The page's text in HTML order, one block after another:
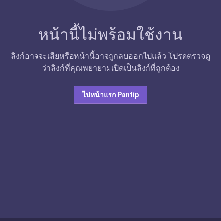
หน้านี้ไม่พร้อมใช้งาน
ลิงก์อาจจะเสียหรือหน้านี้อาจถูกลบออกไปแล้ว โปรดตรวจดู
ว่าลิงก์ที่คุณพยายามเปิดเป็นลิงก์ที่ถูกต้อง
ไปหน้าแรก Pantip